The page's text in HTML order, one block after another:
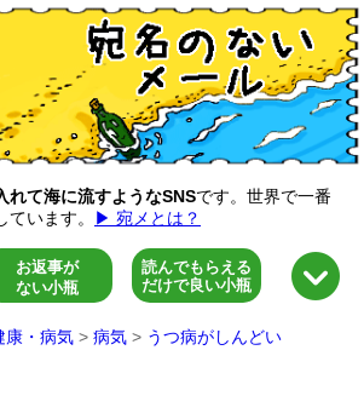
れて海に流すようなSNSです。世界で一番
います。
▶ 宛メとは？
お返事が
ない小瓶
読んでもらえる
だけで良い小瓶
康・病気 > 病気 > うつ病がしんどい